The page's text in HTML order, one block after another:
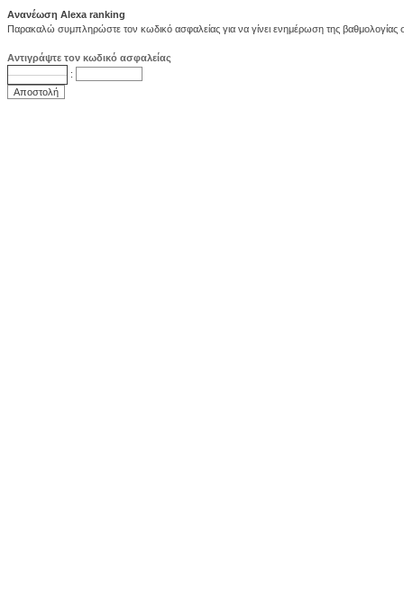
Ανανέωση Alexa ranking
Παρακαλώ συμπληρώστε τον κωδικό ασφαλείας για να γίνει ενημέρωση της βαθμολογίας
Αντιγράψτε τον κωδικό ασφαλείας
: